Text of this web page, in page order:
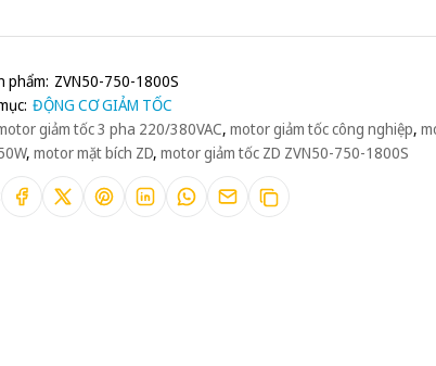
phẩm: ZVN50-750-1800S
ĐỘNG CƠ GIẢM TỐC
giảm tốc 3 pha 220/380VAC, motor giảm tốc công nghiệp,
, motor mặt bích ZD, motor giảm tốc ZD ZVN50-750-1800S